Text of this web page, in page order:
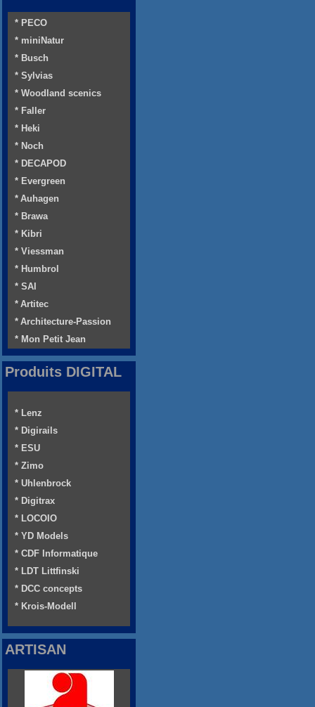
* PECO
* miniNatur
* Busch
* Sylvias
* Woodland scenics
* Faller
* Heki
* Noch
* DECAPOD
* Evergreen
* Auhagen
* Brawa
* Kibri
* Viessman
* Humbrol
* SAI
* Artitec
* Architecture-Passion
* Mon Petit Jean
Produits DIGITAL
* Lenz
* Digirails
* ESU
* Zimo
* Uhlenbrock
* Digitrax
* LOCOIO
* YD Models
* CDF Informatique
* LDT Littfinski
* DCC concepts
* Krois-Modell
ARTISAN